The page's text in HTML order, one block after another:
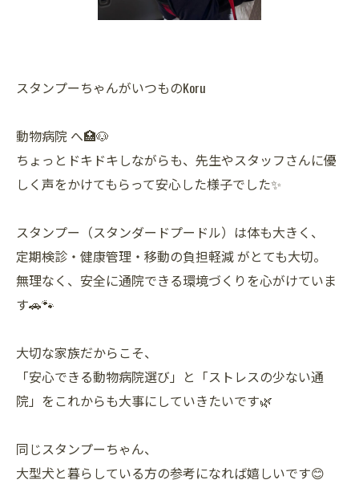
スタンプーちゃんがいつものKoru
動物病院 へ🏥🐶
ちょっとドキドキしながらも、先生やスタッフさんに優
しく声をかけてもらって安心した様子でした✨
スタンプー（スタンダードプードル）は体も大きく、
定期検診・健康管理・移動の負担軽減 がとても大切。
無理なく、安全に通院できる環境づくりを心がけていま
す🚗🐾
大切な家族だからこそ、
「安心できる動物病院選び」と「ストレスの少ない通
院」をこれからも大事にしていきたいです🌿
同じスタンプーちゃん、
大型犬と暮らしている方の参考になれば嬉しいです😊